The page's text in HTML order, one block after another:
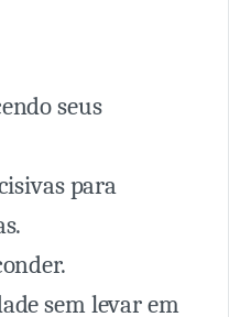
seus
para
sem levar em